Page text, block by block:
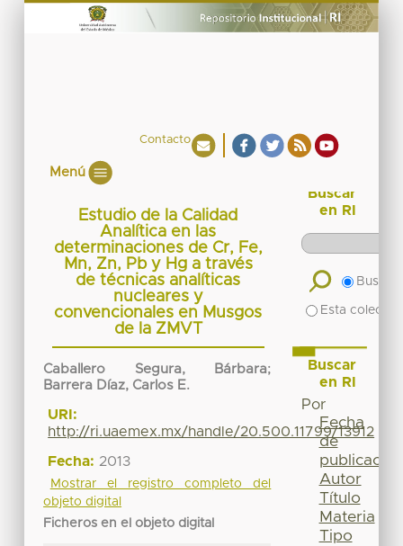
Contacto
Menú
Estudio de la Calidad
Analítica en las
determinaciones de Cr, Fe,
Mn, Zn, Pb y Hg a través
de técnicas analíticas
nucleares y
convencionales en Musgos
de la ZMVT
Caballero Segura, Bárbara;
Barrera Díaz, Carlos E.
URI:
http://ri.uaemex.mx/handle/20.500.11799/13912
Fecha: 2013
Mostrar el registro completo del
objeto digital
Ficheros en el objeto digital
Buscar
en RI
Buscar
Esta
Buscar
en RI
Por
Fecha
de
publicación
Autor
Título
Materia
Tipo